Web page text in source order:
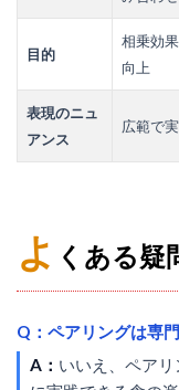
目的
相乗効
向上
表現のニュ
アンス
広範で
よ くある疑
Q：ペアリングは専
A： いいえ、ペア